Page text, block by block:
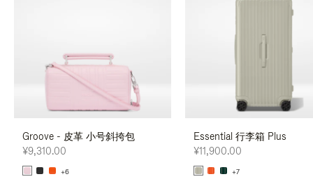
Groove - 皮革 小号斜挎包
¥9,310.00
+6
Essential 行李箱 Plus
¥11,900.00
+7